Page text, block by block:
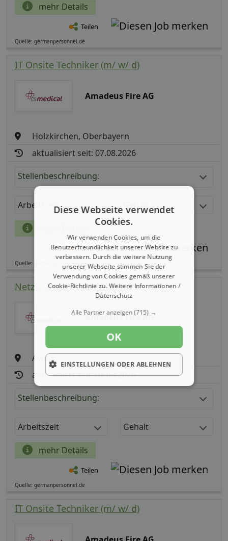
mehr Details
Teilen
Quelle: germanpersonnel.de
IT Onsite Techniker (m/ w/ d)
Amadeus Fire AG
Holzkirchen, Oberbayern
aktualisiert seit: 07.08.2026
Stellenbeschreibung:
Arbeitszeit
Teilen
Quelle: germanpersonnel.de
Netzwerkadministrator (m/ w/ d)
Amadeus Fire AG
Aying
aktualisiert seit: 07.08.2026
Stellenbeschreibung:
Arbeitszeit Gehalt
mehr Details
Teilen
Quelle: germanpersonnel.de
IT Onsite Techniker (m/ w/ d)
Diese Webseite verwendet
Cookies.
Wir verwenden Cookies, um die
Benutzerfreundlichkeit unserer Website zu
verbessern. Durch die weitere Nutzung
unserer Webseite stimmen Sie der
Verwendung von Cookies gemäß unserer
Cookie-Richtlinie zu.Weitere Informationen /
Datenschutz
Alle Partner anzeigen(715) →
OK
EINSTELLUNGEN ODER ABLEHNEN